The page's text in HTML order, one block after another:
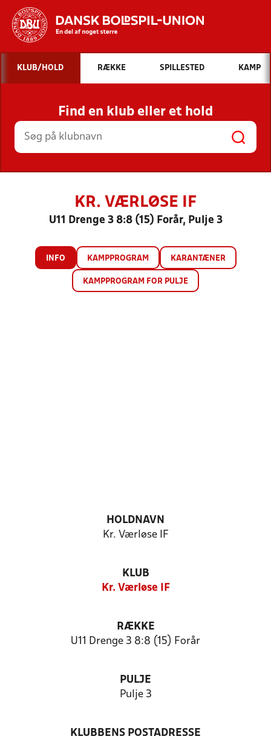
Hvad vil du søge efter?
INDHOLD OG NYHEDER
STILLINGER, RESULTATER, KLUBBER OG
HOLD
KLUB/HOLD RÆKKE SPILLESTED KAMP
Find en klub eller et hold
KR. VÆRLØSE IF
U11 Drenge 3 8:8 (15) Forår, Pulje 3
INFO KAMPPROGRAM KARANTÆNER
KAMPPROGRAM FOR PULJE
HOLDNAVN
Kr. Værløse IF
KLUB
Kr. Værløse IF
RÆKKE
U11 Drenge 3 8:8 (15) Forår
PULJE
Pulje 3
KLUBBENS POSTADRESSE